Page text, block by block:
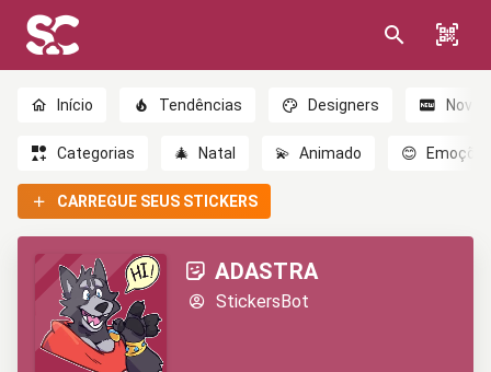
Início Tendências Designers Novo
Categorias 🎄 Natal 💫 Animado 😊
CARREGUE SEUS STICKERS
ADASTRA
StickersBot